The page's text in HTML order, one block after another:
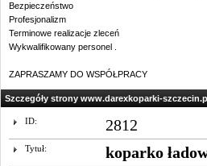
Bezpieczeństwo
Profesjonalizm
Terminowe realizacje zleceń
Wykwalifikowany personel .
ZAPRASZAMY DO WSPÓŁPRACY
Szczegóły strony www.darexkoparki-
ID: 2812
Tytuł: koparko